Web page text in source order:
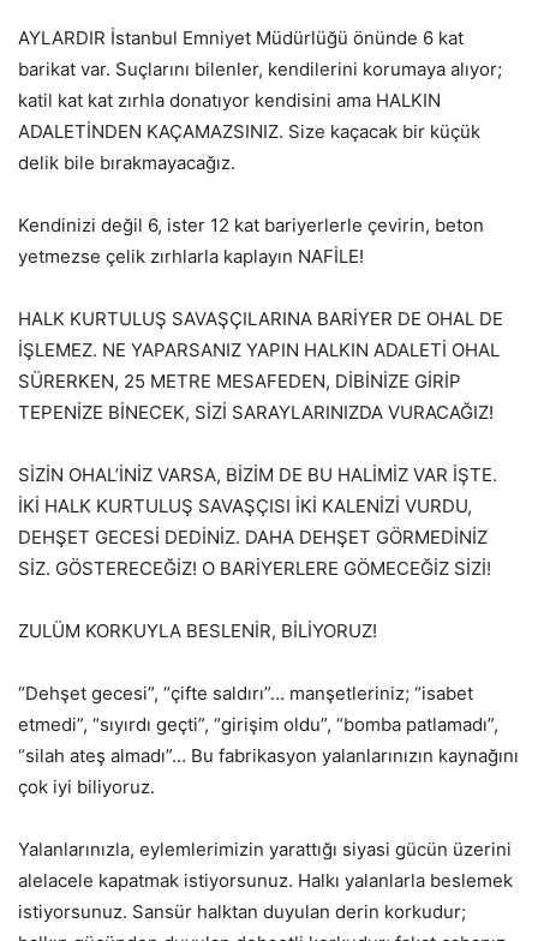
AYLARDIR İstanbul Emniyet Müdürlüğü önünde 6 kat
barikat var. Suçlarını bilenler, kendilerini korumaya alıyor;
katil kat kat zırhla donatıyor kendisini ama HALKIN
ADALETİNDEN KAÇAMAZSINIZ. Size kaçacak bir küçük
delik bile bırakmayacağız.
Kendinizi değil 6, ister 12 kat bariyerlerle çevirin, beton
yetmezse çelik zırhlarla kaplayın NAFİLE!
HALK KURTULUŞ SAVAŞÇILARINA BARİYER DE OHAL DE
İŞLEMEZ. NE YAPARSANIZ YAPIN HALKIN ADALETİ OHAL
SÜRERKEN, 25 METRE MESAFEDEN, DİBİNİZE GİRİP
TEPENİZE BİNECEK, SİZİ SARAYLARINIZDA VURACAĞIZ!
SİZİN OHAL’İNİZ VARSA, BİZİM DE BU HALİMİZ VAR İŞTE.
İKİ HALK KURTULUŞ SAVAŞÇISI İKİ KALENİZİ VURDU,
DEHŞET GECESİ DEDİNİZ. DAHA DEHŞET GÖRMEDİNİZ
SİZ. GÖSTERECEĞİZ! O BARİYERLERE GÖMECEĞİZ SİZİ!
ZULÜM KORKUYLA BESLENİR, BİLİYORUZ!
“Dehşet gecesi”, “çifte saldırı”… manşetleriniz; “isabet
etmedi”, “sıyırdı geçti”, “girişim oldu”, “bomba patlamadı”,
“silah ateş almadı”… Bu fabrikasyon yalanlarınızın kaynağını
çok iyi biliyoruz.
Yalanlarınızla, eylemlerimizin yarattığı siyasi gücün üzerini
alelacele kapatmak istiyorsunuz. Halkı yalanlarla beslemek
istiyorsunuz. Sansür halktan duyulan derin korkudur;